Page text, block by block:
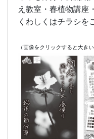
え教室・春植物講座
くわしくはチラシを
（画像をクリックすると大き